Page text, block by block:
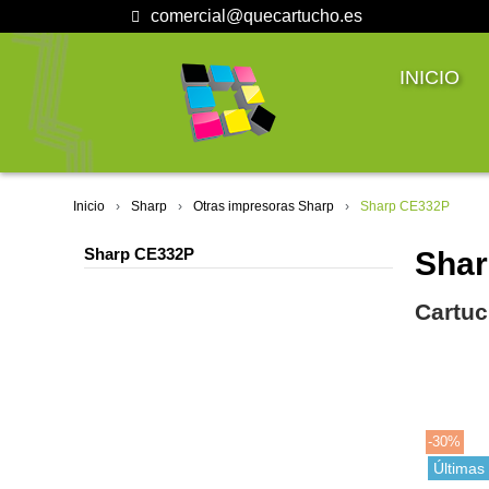
comercial@quecartucho.es
INICIO
Inicio Sharp Otras impresoras Sharp Sharp CE332P
Sharp CE332P
-30%